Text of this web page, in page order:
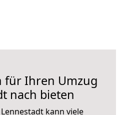
für Ihren Umzug
nach bieten
kann viele